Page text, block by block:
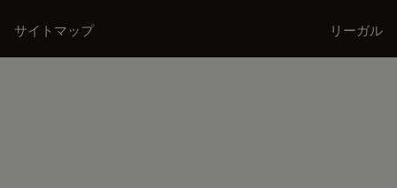
サイトマップ リーガル